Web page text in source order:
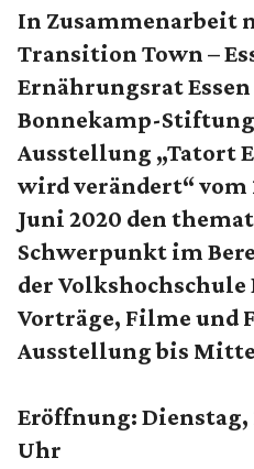
In Zusammenarbeit
Transition Town –
Ernährungsrat
Bonnekamp-
Ausstellung „Tatort
wird verändert“ vom
Juni 2020 den
Schwerpunkt im
der Volkshochschule
Vorträge, Filme und
Ausstellung bis
Eröffnung: Dienstag,
Uhr